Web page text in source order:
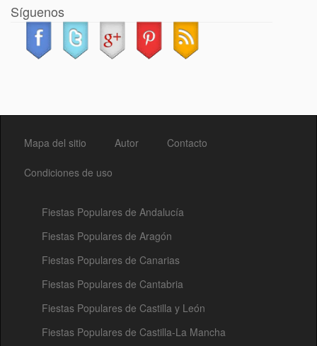
Síguenos
Mapa del sitio Autor Contacto
Condiciones de uso
Fiestas Populares de Andalucía
Fiestas Populares de Aragón
Fiestas Populares de Canarias
Fiestas Populares de Cantabria
Fiestas Populares de Castilla y León
Fiestas Populares de Castilla-La Mancha